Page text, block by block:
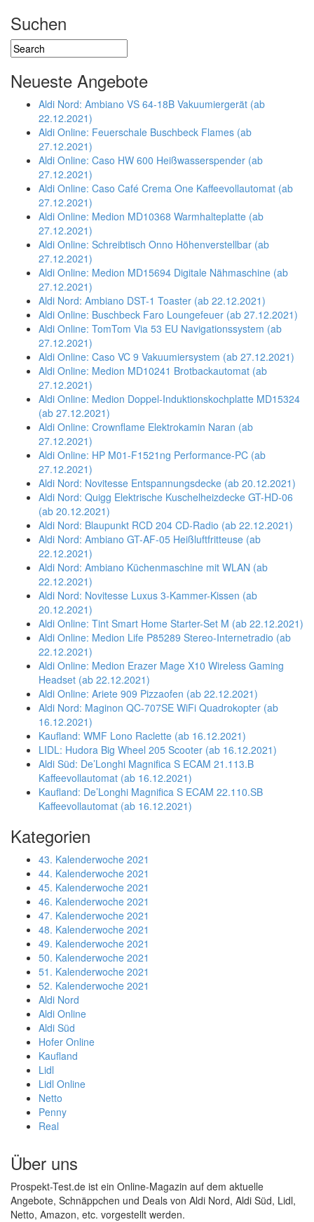
Suchen
Neueste Angebote
Aldi Nord: Ambiano VS 64-18B Vakuumiergerät (ab
22.12.2021)
Aldi Online: Feuerschale Buschbeck Flames (ab
27.12.2021)
Aldi Online: Caso HW 600 Heißwasserspender (ab
27.12.2021)
Aldi Online: Caso Café Crema One Kaffeevollautomat (ab
27.12.2021)
Aldi Online: Medion MD10368 Warmhalteplatte (ab
27.12.2021)
Aldi Online: Schreibtisch Onno Höhenverstellbar (ab
27.12.2021)
Aldi Online: Medion MD15694 Digitale Nähmaschine (ab
27.12.2021)
Aldi Nord: Ambiano DST-1 Toaster (ab 22.12.2021)
Aldi Online: Buschbeck Faro Loungefeuer (ab 27.12.2021)
Aldi Online: TomTom Via 53 EU Navigationssystem (ab
27.12.2021)
Aldi Online: Caso VC 9 Vakuumiersystem (ab 27.12.2021)
Aldi Online: Medion MD10241 Brotbackautomat (ab
27.12.2021)
Aldi Online: Medion Doppel-Induktionskochplatte MD15324
(ab 27.12.2021)
Aldi Online: Crownflame Elektrokamin Naran (ab
27.12.2021)
Aldi Online: HP M01-F1521ng Performance-PC (ab
27.12.2021)
Aldi Nord: Novitesse Entspannungsdecke (ab 20.12.2021)
Aldi Nord: Quigg Elektrische Kuschelheizdecke GT-HD-06
(ab 20.12.2021)
Aldi Nord: Blaupunkt RCD 204 CD-Radio (ab 22.12.2021)
Aldi Nord: Ambiano GT-AF-05 Heißluftfritteuse (ab
22.12.2021)
Aldi Nord: Ambiano Küchenmaschine mit WLAN (ab
22.12.2021)
Aldi Nord: Novitesse Luxus 3-Kammer-Kissen (ab
20.12.2021)
Aldi Online: Tint Smart Home Starter-Set M (ab 22.12.2021)
Aldi Online: Medion Life P85289 Stereo-Internetradio (ab
22.12.2021)
Aldi Online: Medion Erazer Mage X10 Wireless Gaming
Headset (ab 22.12.2021)
Aldi Online: Ariete 909 Pizzaofen (ab 22.12.2021)
Aldi Nord: Maginon QC-707SE WiFi Quadrokopter (ab
16.12.2021)
Kaufland: WMF Lono Raclette (ab 16.12.2021)
LIDL: Hudora Big Wheel 205 Scooter (ab 16.12.2021)
Aldi Süd: De’Longhi Magnifica S ECAM 21.113.B
Kaffeevollautomat (ab 16.12.2021)
Kaufland: De’Longhi Magnifica S ECAM 22.110.SB
Kaffeevollautomat (ab 16.12.2021)
Kategorien
43. Kalenderwoche 2021
44. Kalenderwoche 2021
45. Kalenderwoche 2021
46. Kalenderwoche 2021
47. Kalenderwoche 2021
48. Kalenderwoche 2021
49. Kalenderwoche 2021
50. Kalenderwoche 2021
51. Kalenderwoche 2021
52. Kalenderwoche 2021
Aldi Nord
Aldi Online
Aldi Süd
Hofer Online
Kaufland
Lidl
Lidl Online
Netto
Penny
Real
Über uns
Prospekt-Test.de ist ein Online-Magazin auf dem aktuelle
Angebote, Schnäppchen und Deals von Aldi Nord, Aldi Süd, Lidl,
Netto, Amazon, etc. vorgestellt werden.